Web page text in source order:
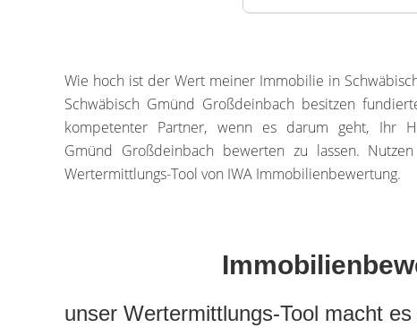
Wie hoch ist der Wert meiner Immobilie in
Schwäbisch Gmünd Großdeinbach besitzen
kompetenter Partner, wenn es darum geht, Ihr
Gmünd Großdeinbach bewerten zu lassen.
Wertermittlungs-Tool von IWA Immobilienbewertung.
unser Wertermittlungs-Tool macht es